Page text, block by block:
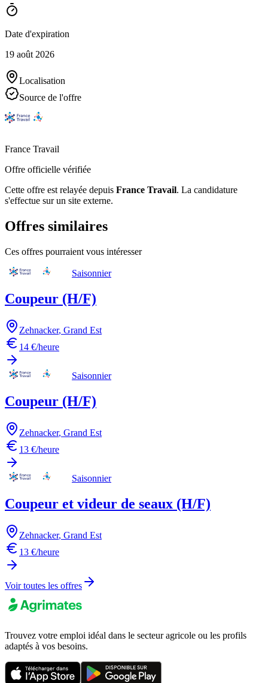
Date d'expiration
19 août 2026
Localisation
Source de l'offre
France Travail
Offre officielle vérifiée
Cette offre est relayée depuis France Travail. La candidature
s'effectue sur un site externe.
Offres similaires
Ces offres pourraient vous intéresser
Saisonnier
Coupeur (H/F)
Zehnacker, Grand Est
14 €/heure
Saisonnier
Coupeur (H/F)
Zehnacker, Grand Est
13 €/heure
Saisonnier
Coupeur et videur de seaux (H/F)
Zehnacker, Grand Est
13 €/heure
Voir toutes les offres
Trouvez votre emploi idéal dans le secteur agricole ou les profils
adaptés à vos besoins.